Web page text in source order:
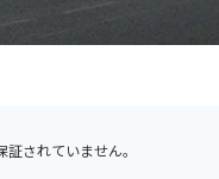
されていません。